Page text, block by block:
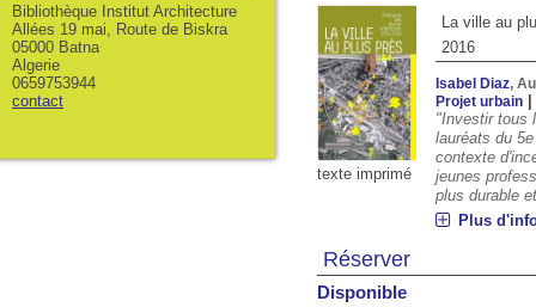
texte imprimé
La ville au
2016
Isabel Diaz,
Projet urbain
"Investir tous
lauréats du
contexte
jeunes
plus durable
Plus
Réserver
Disponible
Bibliothèque Institut Architecture
Allées 19 mai, Route de Biskra
05000 Batna
Algerie
0659753944
contact